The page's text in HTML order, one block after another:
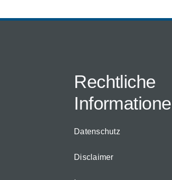
Rechtliche
Datenschutz
Disclaimer